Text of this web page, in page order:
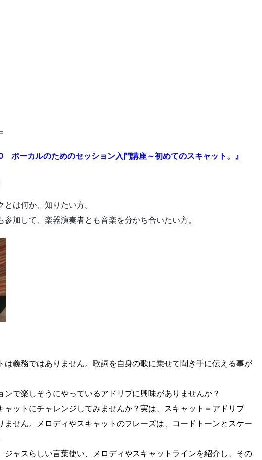
ボーカルのためのセッション入門講座～初めてのスキャット。』
は何か、知りたい方。
加して、楽器演奏者とも音楽を分かち合いたい方。
は義務ではありません。歌詞を自身の歌に乗せて聞き手に伝える事が
ンで楽しそうにやっているアドリブに興味がありませんか？
ャットにチャレンジしてみませんか？実は、スキャット＝アドリブ
ません。メロディやスキャットのフレーズは、コードトーンとスケー
ジャスらしい言葉使い、メロディやスキャットラインを紹介し、その